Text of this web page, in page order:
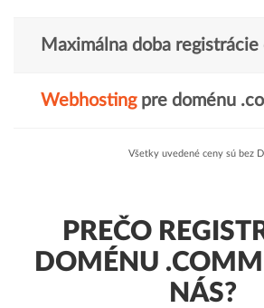
Maximálna doba registrácie
Webhostingpre doménu
Všetky uvedené ceny sú bez
PREČO
DOMÉNU
NÁS?